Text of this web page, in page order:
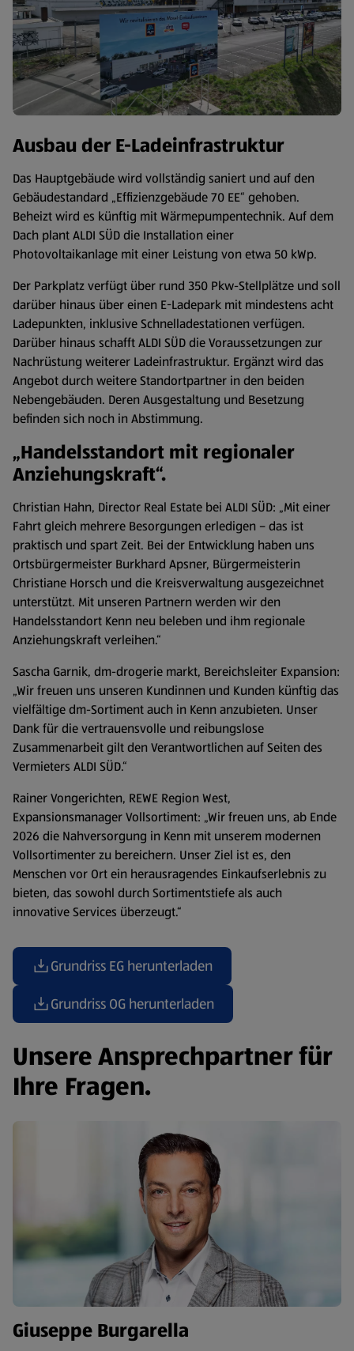
Ausbau der E-Ladeinfrastruktur
Das Hauptgebäude wird vollständig saniert und auf den
Gebäudestandard „Effizienzgebäude 70 EE“ gehoben.
Beheizt wird es künftig mit Wärmepumpentechnik. Auf dem
Dach plant ALDI SÜD die Installation einer
Photovoltaikanlage mit einer Leistung von etwa 50 kWp.
Der Parkplatz verfügt über rund 350 Pkw-Stellplätze und soll
darüber hinaus über einen E-Ladepark mit mindestens acht
Ladepunkten, inklusive Schnelladestationen verfügen.
Darüber hinaus schafft ALDI SÜD die Voraussetzungen zur
Nachrüstung weiterer Ladeinfrastruktur. Ergänzt wird das
Angebot durch weitere Standortpartner in den beiden
Nebengebäuden. Deren Ausgestaltung und Besetzung
befinden sich noch in Abstimmung.
„Handelsstandort mit regionaler
Anziehungskraft“.
Christian Hahn, Director Real Estate bei ALDI SÜD: „Mit einer
Fahrt gleich mehrere Besorgungen erledigen – das ist
praktisch und spart Zeit. Bei der Entwicklung haben uns
Ortsbürgermeister Burkhard Apsner, Bürgermeisterin
Christiane Horsch und die Kreisverwaltung ausgezeichnet
unterstützt. Mit unseren Partnern werden wir den
Handelsstandort Kenn neu beleben und ihm regionale
Anziehungskraft verleihen.“
Sascha Garnik, dm-drogerie markt, Bereichsleiter Expansion:
„Wir freuen uns unseren Kundinnen und Kunden künftig das
vielfältige dm-Sortiment auch in Kenn anzubieten. Unser
Dank für die vertrauensvolle und reibungslose
Zusammenarbeit gilt den Verantwortlichen auf Seiten des
Vermieters ALDI SÜD.“
Rainer Vongerichten, REWE Region West,
Expansionsmanager Vollsortiment: „Wir freuen uns, ab Ende
2026 die Nahversorgung in Kenn mit unserem modernen
Vollsortimenter zu bereichern. Unser Ziel ist es, den
Menschen vor Ort ein herausragendes Einkaufserlebnis zu
bieten, das sowohl durch Sortimentstiefe als auch
innovative Services überzeugt.“
Grundriss EG herunterladen
(öffnet in einem neuen Tab)
Grundriss OG herunterladen
(öffnet in einem neuen Tab)
Unsere Ansprechpartner für
Ihre Fragen.
Giuseppe Burgarella